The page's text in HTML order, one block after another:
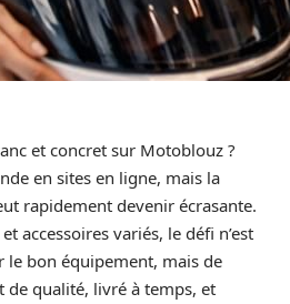
et concret sur Motoblouz ?
en sites en ligne, mais la
rapidement devenir écrasante.
accessoires variés, le défi n’est
le bon équipement, mais de
de qualité, livré à temps, et